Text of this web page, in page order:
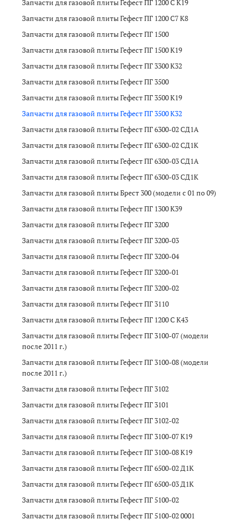
Запчасти для газовой плиты Гефест ПГ 1200 C K19
Запчасти для газовой плиты Гефест ПГ 1200 C7 K8
Запчасти для газовой плиты Гефест ПГ 1500
Запчасти для газовой плиты Гефест ПГ 1500 K19
Запчасти для газовой плиты Гефест ПГ 3300 K32
Запчасти для газовой плиты Гефест ПГ 3500
Запчасти для газовой плиты Гефест ПГ 3500 K19
Запчасти для газовой плиты Гефест ПГ 3500 K32
Запчасти для газовой плиты Гефест ПГ 6300-02 CД1А
Запчасти для газовой плиты Гефест ПГ 6300-02 CД1K
Запчасти для газовой плиты Гефест ПГ 6300-03 СД1А
Запчасти для газовой плиты Гефест ПГ 6300-03 СД1K
Запчасти для газовой плиты Брест 300 (модели с 01 по 09)
Запчасти для газовой плиты Гефест ПГ 1300 K39
Запчасти для газовой плиты Гефест ПГ 3200
Запчасти для газовой плиты Гефест ПГ 3200-03
Запчасти для газовой плиты Гефест ПГ 3200-04
Запчасти для газовой плиты Гефест ПГ 3200-01
Запчасти для газовой плиты Гефест ПГ 3200-02
Запчасти для газовой плиты Гефест ПГ 3110
Запчасти для газовой плиты Гефест ПГ 1200 C К43
Запчасти для газовой плиты Гефест ПГ 3100-07 (модели
после 2011 г.)
Запчасти для газовой плиты Гефест ПГ 3100-08 (модели
после 2011 г.)
Запчасти для газовой плиты Гефест ПГ 3102
Запчасти для газовой плиты Гефест ПГ 3101
Запчасти для газовой плиты Гефест ПГ 3102-02
Запчасти для газовой плиты Гефест ПГ 3100-07 К19
Запчасти для газовой плиты Гефест ПГ 3100-08 К19
Запчасти для газовой плиты Гефест ПГ 6500-02 Д1К
Запчасти для газовой плиты Гефест ПГ 6500-03 Д1К
Запчасти для газовой плиты Гефест ПГ 5100-02
Запчасти для газовой плиты Гефест ПГ 5100-02 0001